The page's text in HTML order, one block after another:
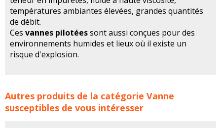
températures ambiantes élevées, grandes quantités
de débit.
Ces vannes pilotéessont aussi conçues pour des
environnements humides et lieux où il existe un
risque d'explosion.
Vannes pilotées de DANFOSS concerne les familles de
produits :vannevannes danfossvanne danfoss
Autres produits de la catégorie Vanne
susceptibles de vous intéresser